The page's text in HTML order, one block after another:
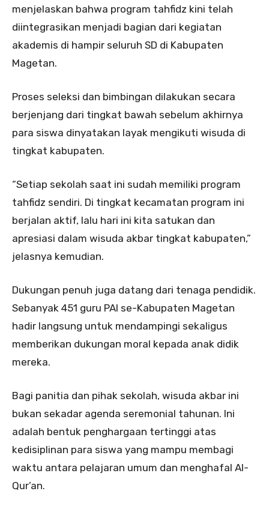
menjelaskan bahwa program tahfidz kini telah
diintegrasikan menjadi bagian dari kegiatan
akademis di hampir seluruh SD di Kabupaten
Magetan.
Proses seleksi dan bimbingan dilakukan secara
berjenjang dari tingkat bawah sebelum akhirnya
para siswa dinyatakan layak mengikuti wisuda di
tingkat kabupaten.
“Setiap sekolah saat ini sudah memiliki program
tahfidz sendiri. Di tingkat kecamatan program ini
berjalan aktif, lalu hari ini kita satukan dan
apresiasi dalam wisuda akbar tingkat kabupaten,”
jelasnya kemudian.
Dukungan penuh juga datang dari tenaga pendidik.
Sebanyak 451 guru PAI se-Kabupaten Magetan
hadir langsung untuk mendampingi sekaligus
memberikan dukungan moral kepada anak didik
mereka.
Bagi panitia dan pihak sekolah, wisuda akbar ini
bukan sekadar agenda seremonial tahunan. Ini
adalah bentuk penghargaan tertinggi atas
kedisiplinan para siswa yang mampu membagi
waktu antara pelajaran umum dan menghafal Al-
Qur’an.